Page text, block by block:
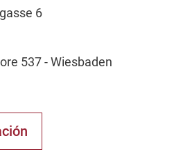
6
537 - Wiesbaden